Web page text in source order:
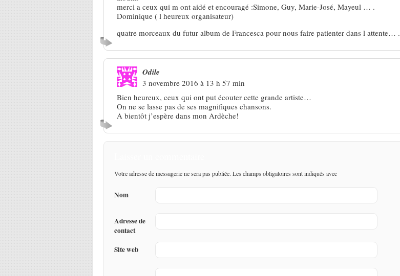
merci a ceux qui m ont aidé et encouragé :Simone, Guy, Marie-José, Mayeul … .
Dominique ( l heureux organisateur)
quatre morceaux du futur album de Francesca pour nous faire patienter dans l attente… .
Odile
3 novembre 2016 à 13 h 57 min
Bien heureux, ceux qui ont put écouter cette grande artiste…
On ne se lasse pas de ses magnifiques chansons.
A bientôt j’espère dans mon Ardèche!
Votre adresse de messagerie ne sera pas publiée. Les champs obligatoires sont indiqués avec
Nom
Adresse de
contact
Site web